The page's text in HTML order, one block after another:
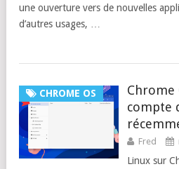
une ouverture vers de nouvelles
d’autres usages, …
CHROME OS
Chrome
compte
Fred
Linux sur